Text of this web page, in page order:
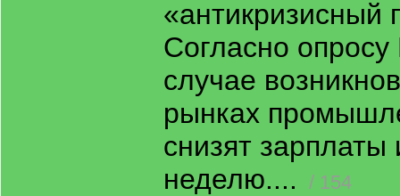
«антикризисный
Согласно
случае
рынках
снизят
неделю....
/ 154